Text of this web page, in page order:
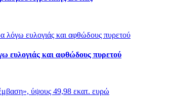
ευλογιάς και αφθώδους πυρετού